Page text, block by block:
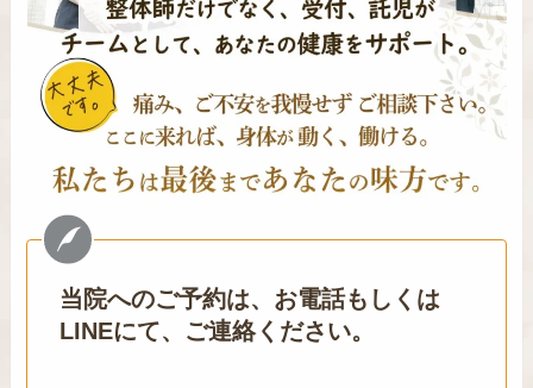
当院へのご予約は、お電話もしくは
LINEにて、ご連絡ください。